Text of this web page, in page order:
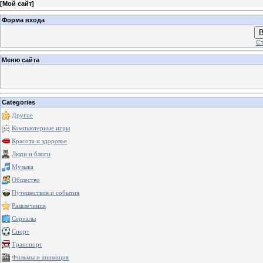
[Мой сайт]
Форма входа
Меню сайта
Categories
Другое
Компьютерные игры
Красота и здоровье
Люди и блоги
Музыка
Общество
Путешествия и события
Развлечения
Сериалы
Спорт
Транспорт
Фильмы и анимация